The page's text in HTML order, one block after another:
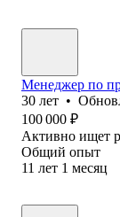
Менеджер по
30 лет •
100 000 ₽
Активно ищет
Общий опыт
11 лет 1 месяц